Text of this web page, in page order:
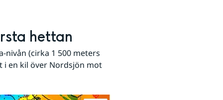
hettan
(cirka 1 500 meters
i en kil över Nordsjön mot